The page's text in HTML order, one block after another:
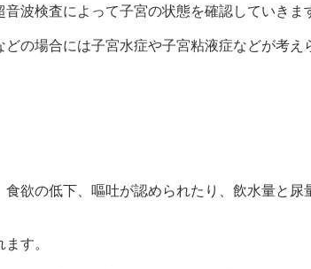
波検査によって子宮の状態を確認していきま
の場合には子宮水症や子宮粘液症などが考え
欲の低下、嘔吐が認められたり、飲水量と尿
す。